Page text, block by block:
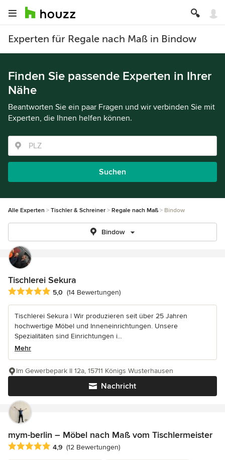
Experten für Regale nach Maß in Bindow
Finden Sie passende Experten in Ihrer
Nähe
Beantworten Sie ein paar Fragen und wir verbinden Sie mit
Experten, die Ihnen helfen können.
Suchen
Alle Experten Tischler & Schreiner Regale nach Maß Bindow
Bindow
Tischlerei Sekura
Durchschnittliche Bewertung: 5 von 5 Sternen
5,0 (14 Bewertungen)
Tischlerei Sekura | Wir produzieren seit über 25 Jahren
hochwertige Möbel und Inneneinrichtungen. Unsere
Spezialitäten sind Einrichtungen i...
Mehr
Nachricht
Im Gewerbepark II 12a, 15711 Königs Wusterhausen
mym-berlin – Möbel nach Maß vom Tischlermeister
Durchschnittliche Bewertung: 4.9 von 5 Sternen
4,9 (12 Bewertungen)